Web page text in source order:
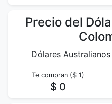
Precio del
Dólares
Te compran ($ 1)
$ 0